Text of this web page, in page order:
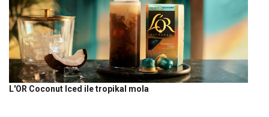
L'OR Coconut Iced ile tropikal mola